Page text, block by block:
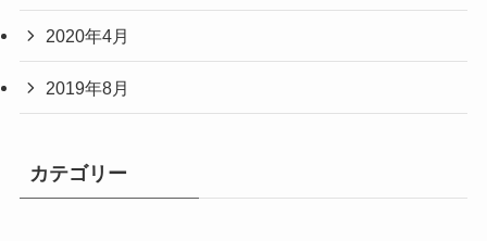
2020年4月
2019年8月
カテゴリー